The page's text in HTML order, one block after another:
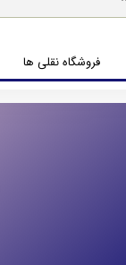
فروشگاه نقلی ها